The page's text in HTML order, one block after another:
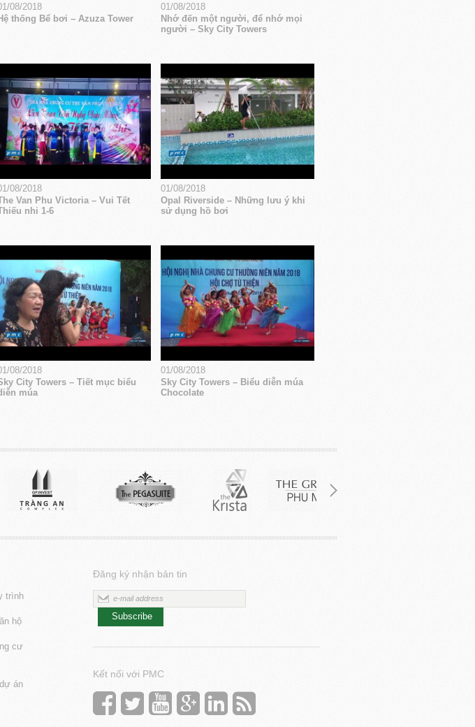
08/2018
Hệ thống Bể bơi – Azuza Tower
01/08/2018
Nhớ đến một người, để nhớ mọi
người – Sky City Towers
08/2018
Van Phu Victoria – Vui Tết
nhi 1-6
01/08/2018
Opal Riverside – Những lưu ý khi
sử dụng hồ bơi
08/2018
City Towers – Tiết mục biểu
múa
01/08/2018
Sky City Towers – Biểu diễn múa
Chocolate
trình
hộ
cư
án
Đăng ký nhận bản tin
Subscribe
Kết nối với PMC